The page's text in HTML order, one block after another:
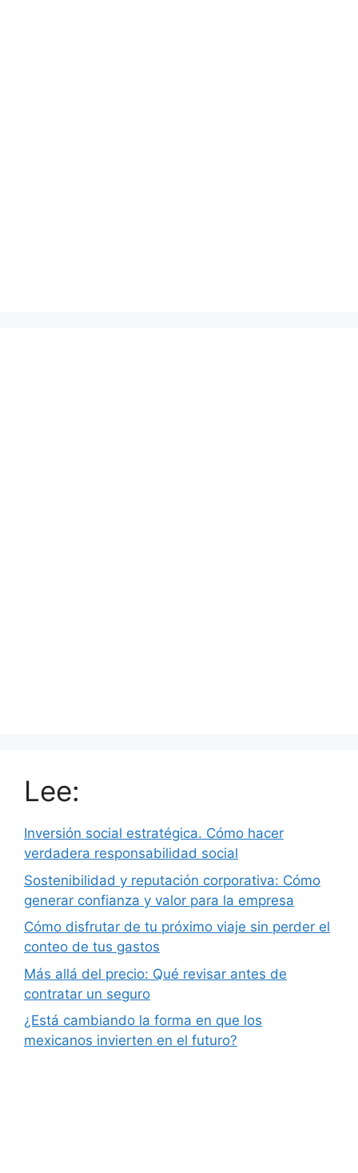
Lee:
Inversión social estratégica. Cómo hacer
verdadera responsabilidad social
Sostenibilidad y reputación corporativa: Cómo
generar confianza y valor para la empresa
Cómo disfrutar de tu próximo viaje sin perder el
conteo de tus gastos
Más allá del precio: Qué revisar antes de
contratar un seguro
¿Está cambiando la forma en que los
mexicanos invierten en el futuro?